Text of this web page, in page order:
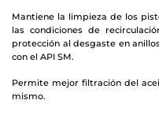
Mantiene la limpieza de los
las condiciones de
protección al desgaste en
con el API SM.
Permite mejor filtración del
mismo.